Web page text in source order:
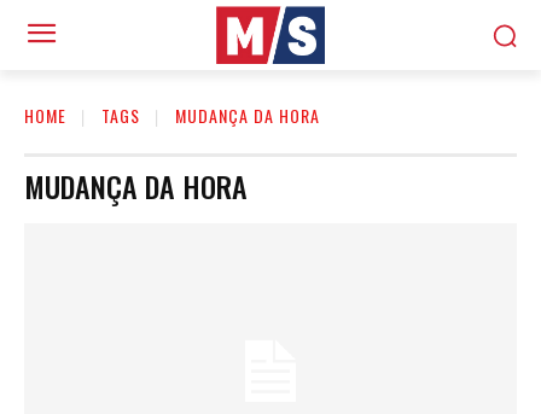
HOME TAGS MUDANÇA DA HORA
MUDANÇA DA HORA